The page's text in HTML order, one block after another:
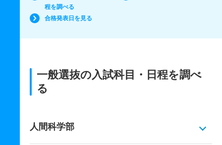
程を調べる
合格発表日を見る
一般選抜の入試科目・日程を調べ
る
人間科学部